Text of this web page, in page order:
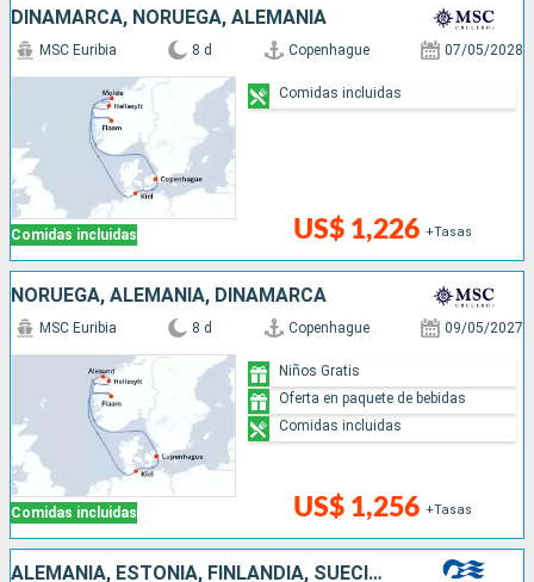
DINAMARCA, NORUEGA, ALEMANIA
Comidas incluidas
MSC Euribia 8 d Copenhague 07/05/2028
US$ 1,226 +Tasas
Comidas incluidas
NORUEGA, ALEMANIA, DINAMARCA
Comidas incluidas
MSC Euribia 8 d Copenhague 09/05/2027
US$ 1,256 +Tasas
Niños Gratis
Oferta en paquete de bebidas
Comidas incluidas
ALEMANIA, ESTONIA, FINLANDIA, SUECIA, POLONIA, DINAMARCA, NORUEGA, ISLANDIA, REINO UNIDO, CANADÁ, IRLANDA, BÉLGICA, PAISES BAJOS